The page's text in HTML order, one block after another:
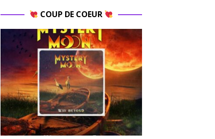
COUP DE COEUR